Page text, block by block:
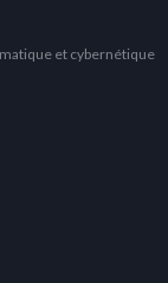
et cybernétique